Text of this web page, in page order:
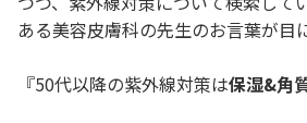
ある美容皮膚科の先生のお言葉が目
『50代以降の紫外線対策は保湿&角